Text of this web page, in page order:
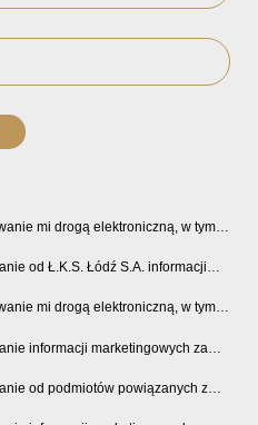
mi drogą elektroniczną, w tym
oraz informacji o zniżkach,
karnetach, ofercie sklepu U2
i innych produktach oraz
Łódź S.A.
od Ł.K.S. Łódź S.A. informacji
spółki, ofert, wydarzeń i
SMS oraz połączeń
mi drogą elektroniczną, w tym
i marketingowych o
Sponsorów i PartnerówŁ.K.S.
informacji marketingowych za
oraz połączeń telefonicznych
Łódź S.A.
od podmiotów powiązanych z
oraz Sport Catering sp. z